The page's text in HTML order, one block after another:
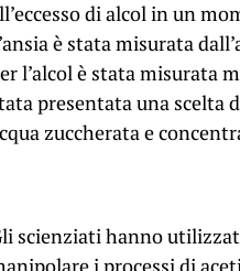
di alcol in un
è stata misurata
l’alcol è stata misurata
presentata una scelta
zuccherata e
scienziati hanno